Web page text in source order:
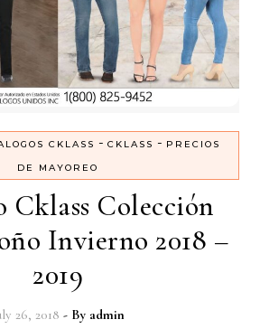
CKLASS - CKLASS - PRECIOS
DE MAYOREO
Cklass Colección
Invierno 2018 –
2019
26, 2018 - By admin